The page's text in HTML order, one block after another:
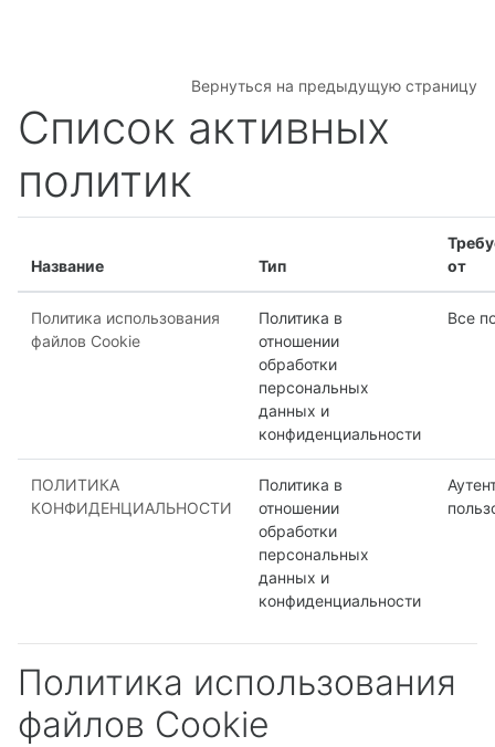
Вернуться на предыдущую страницу
Список активных
политик
Название Тип
от
Политика использования
файлов Cookie
Политика в
отношении
обработки
персональных
данных и
конфиденциальности
Все
ПОЛИТИКА
КОНФИДЕНЦИАЛЬНОСТИ
Политика в
отношении
обработки
персональных
данных и
конфиденциальности
Политика использования
файлов Cookie